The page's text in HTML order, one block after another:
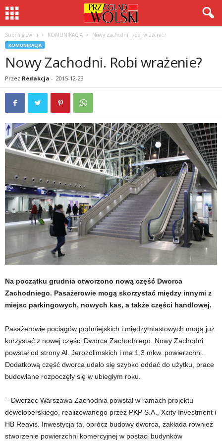
Strona główna KOMUNIKACJA Nowy Zachodni. Robi wrażenie?
KOMUNIKACJA
Nowy Zachodni. Robi wrażenie?
Przez Redakcja - 2015-12-23
Na początku grudnia otworzono nową część Dworca
Zachodniego. Pasażerowie mogą skorzystać między innymi z
miejsc parkingowych, nowych kas, a także części handlowej.
Pasażerowie pociągów podmiejskich i międzymiastowych mogą już
korzystać z nowej części Dworca Zachodniego. Nowy Zachodni
powstał od strony Al. Jerozolimskich i ma 1,3 mkw. powierzchni.
Dodatkową część dworca udało się szybko oddać do użytku, prace
budowlane rozpoczęły się w ubiegłym roku.
– Dworzec Warszawa Zachodnia powstał w ramach projektu
deweloperskiego, realizowanego przez PKP S.A., Xcity Investment i
HB Reavis. Inwestycja ta, oprócz budowy dworca, zakłada również
stworzenie powierzchni komercyjnej w postaci budynków